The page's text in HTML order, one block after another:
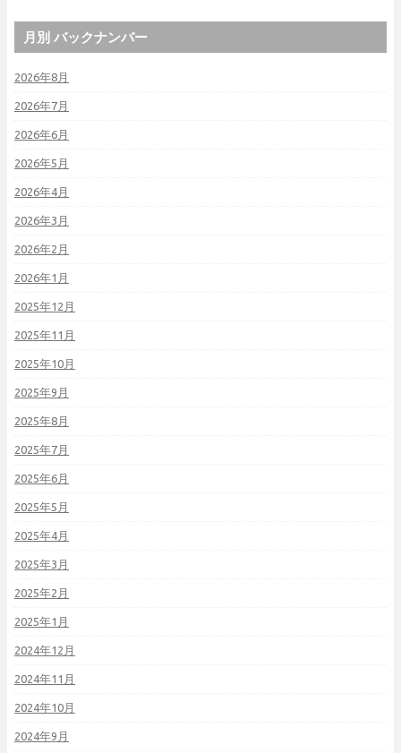
月別 バックナンバー
2026年8月
2026年7月
2026年6月
2026年5月
2026年4月
2026年3月
2026年2月
2026年1月
2025年12月
2025年11月
2025年10月
2025年9月
2025年8月
2025年7月
2025年6月
2025年5月
2025年4月
2025年3月
2025年2月
2025年1月
2024年12月
2024年11月
2024年10月
2024年9月